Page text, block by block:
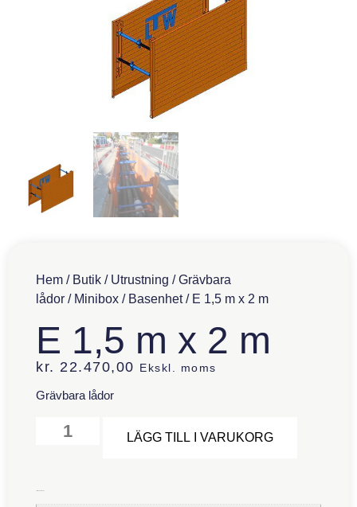
Hem / Butik / Utrustning /Grävbara
lådor / Minibox / Basenhet/ E 1,5 m x 2 m
E 1,5 m x 2 m
kr. 22.470,00 Ekskl. moms
Grävbara lådor
LÄGG TILL I VARUKORG